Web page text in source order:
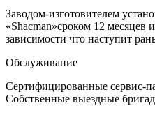
Заводом-изготовителем
«Shacman»сроком 12 месяцев
зависимости что наступит
Обслуживание
Сертифицированные сервис-
Собственные выездные